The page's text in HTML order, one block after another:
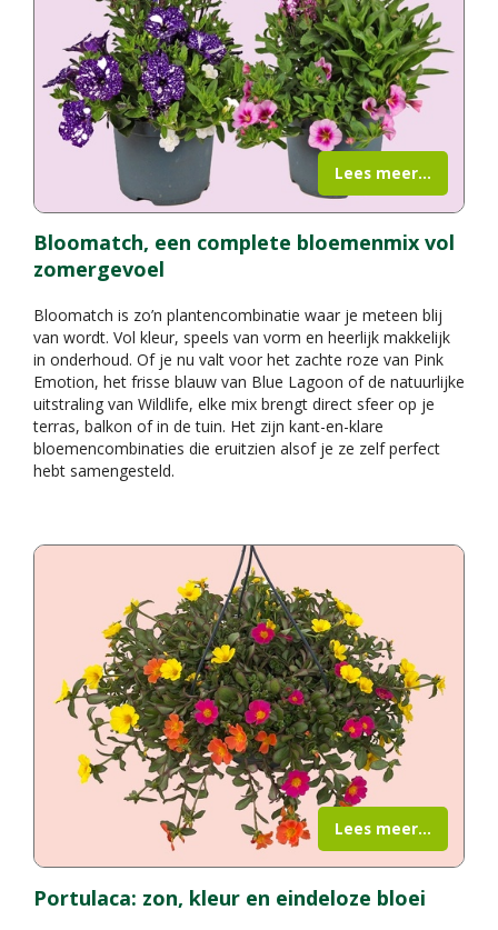
Bloomatch, een complete bloemenmix vol
zomergevoel
Bloomatch is zo’n plantencombinatie waar je meteen blij
van wordt. Vol kleur, speels van vorm en heerlijk makkelijk
in onderhoud. Of je nu valt voor het zachte roze van Pink
Emotion, het frisse blauw van Blue Lagoon of de natuurlijke
uitstraling van Wildlife, elke mix brengt direct sfeer op je
terras, balkon of in de tuin. Het zijn kant-en-klare
bloemencombinaties die eruitzien alsof je ze zelf perfect
hebt samengesteld.
Lees meer...
Portulaca: zon, kleur en eindeloze bloei
Lees meer...